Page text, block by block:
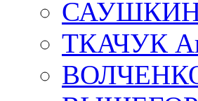
САУШКИНА
ТКАЧУК